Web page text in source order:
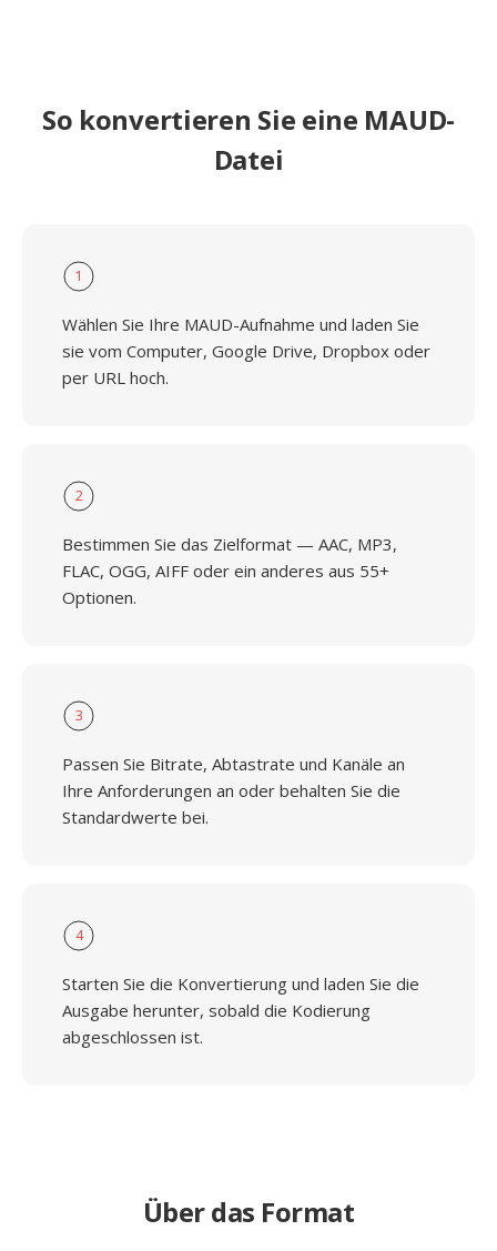
So konvertieren Sie eine MAUD-
Datei
1
Wählen Sie Ihre MAUD-Aufnahme und laden Sie
sie vom Computer, Google Drive, Dropbox oder
per URL hoch.
2
Bestimmen Sie das Zielformat — AAC, MP3,
FLAC, OGG, AIFF oder ein anderes aus 55+
Optionen.
3
Passen Sie Bitrate, Abtastrate und Kanäle an
Ihre Anforderungen an oder behalten Sie die
Standardwerte bei.
4
Starten Sie die Konvertierung und laden Sie die
Ausgabe herunter, sobald die Kodierung
abgeschlossen ist.
Über das Format